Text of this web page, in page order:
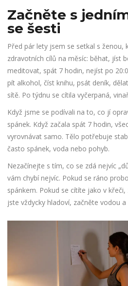
Začněte s
se šesti
Před pár lety jsem se setkal s ženou,
zdravotních cílů na měsíc: běhat, jíst
meditovat, spát 7 hodin, nejíst po
pít alkohol, číst knihu, psát deník,
sítě. Po týdnu se cítila vyčerpaná,
Když jsme se podívali na to, co jí
spánek. Když začala spát 7 hodin,
vyrovnávat samo. Tělo potřebuje
často spánek, voda nebo pohyb.
Nezačínejte s tím, co se zdá nejvíc
vám chybí nejvíc. Pokud se ráno
spánkem. Pokud se cítíte jako v
jste vždycky hladoví, začněte vodou